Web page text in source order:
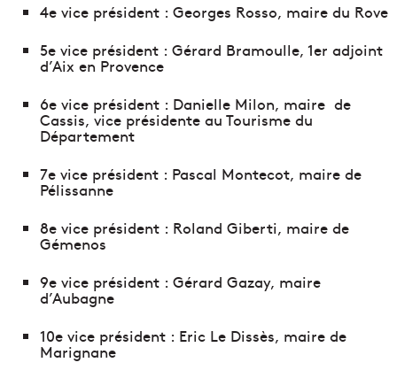
4e vice président : Georges Rosso, maire du Rove
5e vice président : Gérard Bramoulle, 1er adjoint
d’Aix en Provence
6e vice président : Danielle Milon, maire de
Cassis, vice présidente au Tourisme du
Département
7e vice président : Pascal Montecot, maire de
Pélissanne
8e vice président : Roland Giberti, maire de
Gémenos
9e vice président : Gérard Gazay, maire
d’Aubagne
10e vice président : Eric Le Dissès, maire de
Marignane